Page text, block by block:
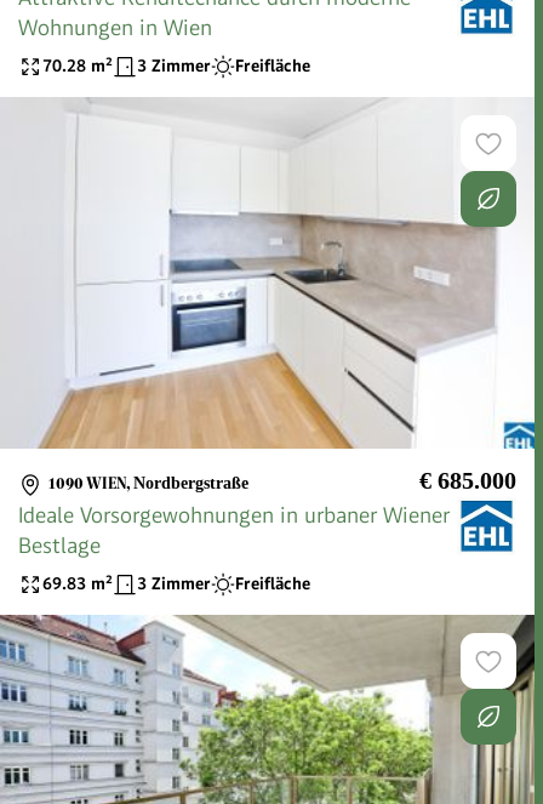
Wohnungen in Wien
70.28 m² 3 Zimmer Freifläche
1090 WIEN, Nordbergstraße € 685.000
Ideale Vorsorgewohnungen in urbaner Wiener
Bestlage
69.83 m² 3 Zimmer Freifläche